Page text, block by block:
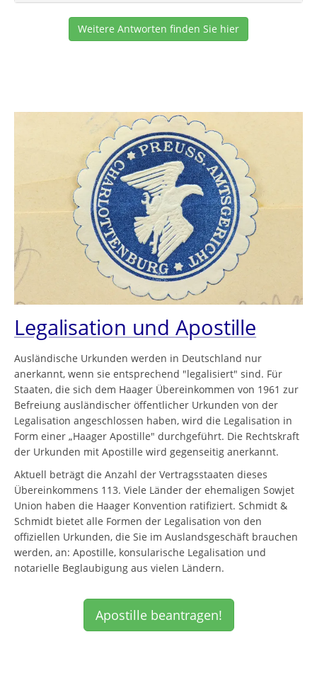
Weitere Antworten finden Sie hier
Legalisation und Apostille
Ausländische Urkunden werden in Deutschland nur
anerkannt, wenn sie entsprechend "legalisiert" sind. Für
Staaten, die sich dem Haager Übereinkommen von 1961 zur
Befreiung ausländischer öffentlicher Urkunden von der
Legalisation angeschlossen haben, wird die Legalisation in
Form einer „Haager Apostille" durchgeführt. Die Rechtskraft
der Urkunden mit Apostille wird gegenseitig anerkannt.
Aktuell beträgt die Anzahl der Vertragsstaaten dieses
Übereinkommens 113. Viele Länder der ehemaligen Sowjet
Union haben die Haager Konvention ratifiziert. Schmidt &
Schmidt bietet alle Formen der Legalisation von den
offiziellen Urkunden, die Sie im Auslandsgeschäft brauchen
werden, an: Apostille, konsularische Legalisation und
notarielle Beglaubigung aus vielen Ländern.
Apostille beantragen!